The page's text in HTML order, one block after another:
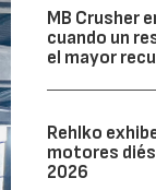
MB Crusher
cuando un
el mayor
Rehlko
motores
2026